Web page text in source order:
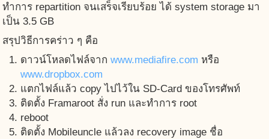
ทำการ repartition จนเสร็จเรียบร้อย ได้ system storage มา
เป็น 3.5 GB
สรุปวิธีการคร่าว ๆ คือ
ดาวน์โหลดไฟล์จาก www.mediafire.com หรือ
www.dropbox.com
แตกไฟล์แล้ว copy ไปไว้ใน SD-Card ของโทรศัพท์
ติดตั้ง Framaroot สั่ง run และทำการ root
reboot
ติดตั้ง Mobileuncle แล้วลง recovery image ชื่อ